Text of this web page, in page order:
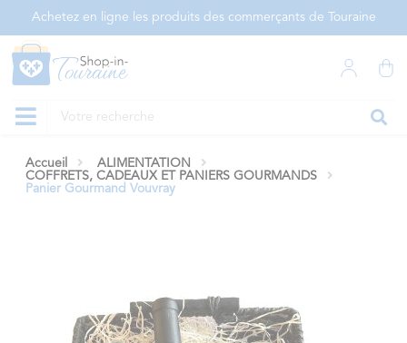
Achetez en ligne les produits des commerçants de Touraine
Accueil
ALIMENTATION
COFFRETS, CADEAUX ET PANIERS GOURMANDS
Panier Gourmand Vouvray
Panneau de gestion des cookies